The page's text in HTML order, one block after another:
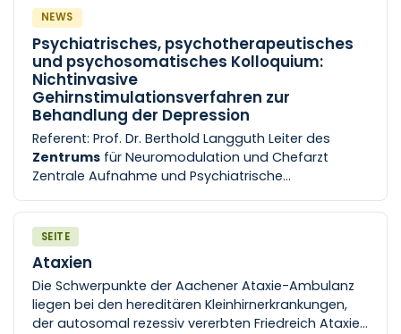
Plastische Chirurgie, Hand- und
Verbrennungschirurgie an der Uniklinik RWTH
AachenVeranstaltungsort: Microsoft Teams ( Link
zur Teilnahme ) Fortbildungspunkte sind bei der
Ärztekammer
NEWS
Psychiatrisches, psychotherapeutisches
und psychosomatisches Kolloquium:
Nichtinvasive
Gehirnstimulationsverfahren zur
Behandlung der Depression
Referent: Prof. Dr. Berthold Langguth Leiter des
Zentrums für Neuromodulation und Chefarzt
Zentrale Aufnahme und Psychiatrische
Bezirksklinikum, Universität Regensburg [...]
Regensburg Veranstaltungsort: Uniklinik RWTH
Aachen
Psychosomatik Bibliothek der Klinik Aufzug A5,
Etage 3, Flur 11, Raum 1 Veranstalter: Klinik für
Psychiatrie, P
SEITE
Ataxien
Die Schwerpunkte der Aachener Ataxie-Ambulanz
liegen bei den hereditären Kleinhirnerkrankungen,
der autosomal rezessiv vererbten Friedreich Ataxie